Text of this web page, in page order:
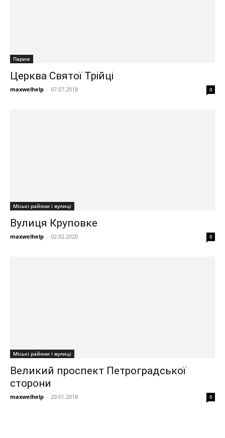
Париж
Церква Святої Трійці
maxwelhelp - 07.07.2018 0
Міські райони і вулиці
Вулиця Круповке
maxwelhelp - 02.02.2020 0
Міські райони і вулиці
Великий проспект Петроградської
сторони
maxwelhelp - 29.01.2018 0